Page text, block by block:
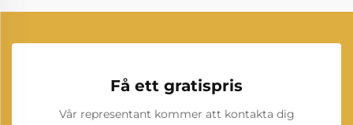
Få ett gratispris
Vår representant kommer att kontakta dig